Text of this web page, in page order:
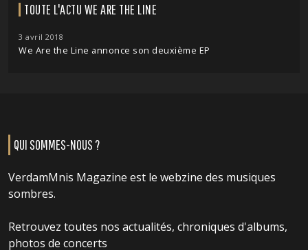
TOUTE L'ACTU WE ARE THE LINE
3 avril 2018
We Are the Line annonce son deuxième EP
QUI SOMMES-NOUS ?
VerdamMnis Magazine est le webzine des musiques
sombres.
Retrouvez toutes nos actualités, chroniques d'albums,
photos de concerts